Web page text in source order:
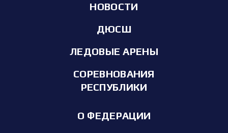
НОВОСТИ
ДЮСШ
ЛЕДОВЫЕ АРЕНЫ
СОРЕВНОВАНИЯ
РЕСПУБЛИКИ
О ФЕДЕРАЦИИ